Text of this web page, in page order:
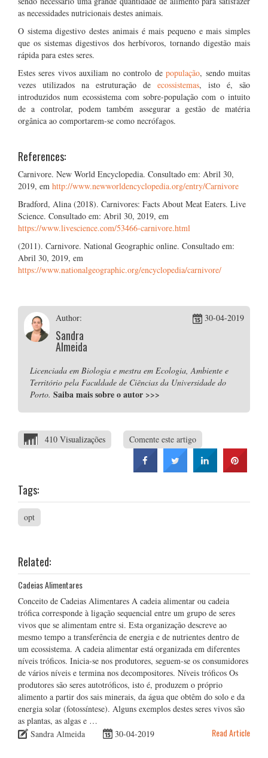
as necessidades nutricionais destes animais.
O sistema digestivo destes animais é mais pequeno e mais simples
que os sistemas digestivos dos herbívoros, tornando digestão mais
rápida para estes seres.
Estes seres vivos auxiliam no controlo depopulação, sendo muitas
vezes utilizados na estruturação de ecossistemas, isto é, são
introduzidos num ecossistema com sobre-população com o intuito
de a controlar, podem também assegurar a gestão de matéria
orgânica ao comportarem-se como necrófagos.
References:
Carnivore. New World Encyclopedia. Consultado em: Abril 30,
2019, em http://www.newworldencyclopedia.org/entry/Carnivore
Bradford, Alina (2018). Carnivores: Facts About Meat Eaters. Live
Science. Consultado em: Abril 30, 2019, em
https://www.livescience.com/53466-carnivore.html
(2011). Carnivore. National Geographic online. Consultado em:
Abril 30, 2019, em
https://www.nationalgeographic.org/encyclopedia/carnivore/
Author:
Sandra
Almeida
30-04-2019
Licenciada em Biologia e mestra em Ecologia, Ambiente e
Território pela Faculdade de Ciências da Universidade do
Porto. Saiba mais sobre o autor >>>
410 Visualizações Comente este artigo
Tags:
opt
Related:
Cadeias Alimentares
Conceito de Cadeias Alimentares A cadeia alimentar ou cadeia
trófica corresponde à ligação sequencial entre um grupo de seres
vivos que se alimentam entre si. Esta organização descreve ao
mesmo tempo a transferência de energia e de nutrientes dentro de
um ecossistema. A cadeia alimentar está organizada em diferentes
níveis tróficos. Inicia-se nos produtores, seguem-se os consumidores
de vários níveis e termina nos decompositores. Níveis tróficos Os
produtores são seres autotróficos, isto é, produzem o próprio
alimento a partir dos sais minerais, da água que obtêm do solo e da
energia solar (fotossíntese). Alguns exemplos destes seres vivos são
as plantas, as algas e …
Sandra Almeida
30-04-2019 Read Article